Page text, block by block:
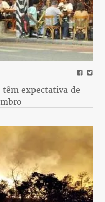
têm expectativa de